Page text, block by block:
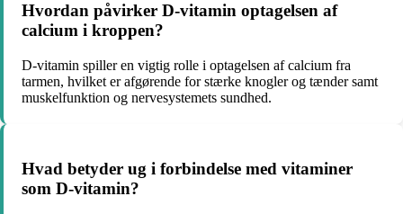
Hvordan påvirker D-vitamin optagelsen af
calcium i kroppen?
D-vitamin spiller en vigtig rolle i optagelsen af calcium fra
tarmen, hvilket er afgørende for stærke knogler og tænder samt
muskelfunktion og nervesystemets sundhed.
Hvad betyder ug i forbindelse med vitaminer
som D-vitamin?